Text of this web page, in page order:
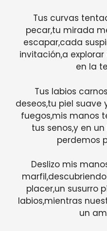
Tus curvas
pecar,tu mirada
escapar,cada
invitación,a
en la
Tus labios
deseos,tu piel suave
fuegos,mis manos
tus senos,y en
perdemos
Deslizo mis
placer,un susurro
labios,mientras
un